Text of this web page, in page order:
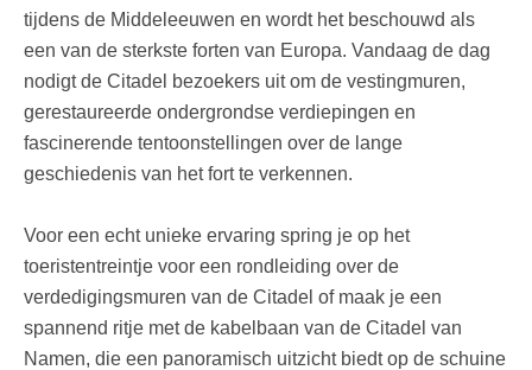
tijdens de Middeleeuwen en wordt het beschouwd als
een van de sterkste forten van Europa. Vandaag de dag
nodigt de Citadel bezoekers uit om de vestingmuren,
gerestaureerde ondergrondse verdiepingen en
fascinerende tentoonstellingen over de lange
geschiedenis van het fort te verkennen.
Voor een echt unieke ervaring spring je op het
toeristentreintje voor een rondleiding over de
verdedigingsmuren van de Citadel of maak je een
spannend ritje met de kabelbaan van de Citadel van
Namen, die een panoramisch uitzicht biedt op de schuine